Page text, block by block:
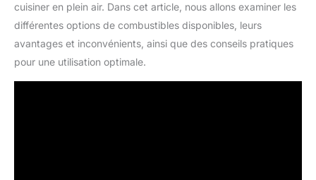
cuisiner en plein air. Dans cet article, nous allons examiner les
différentes options de combustibles disponibles, leurs
avantages et inconvénients, ainsi que des conseils pratiques
pour une utilisation optimale.